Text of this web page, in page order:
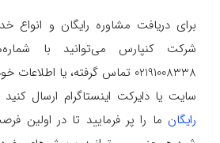
برای دریافت مشاوره رایگان و انواع
02191008338 تماس گرفته، یا
سایت یا دایرکت اینستاگرام ارسال
رایگان ما را پر فرمایید تا در اولین